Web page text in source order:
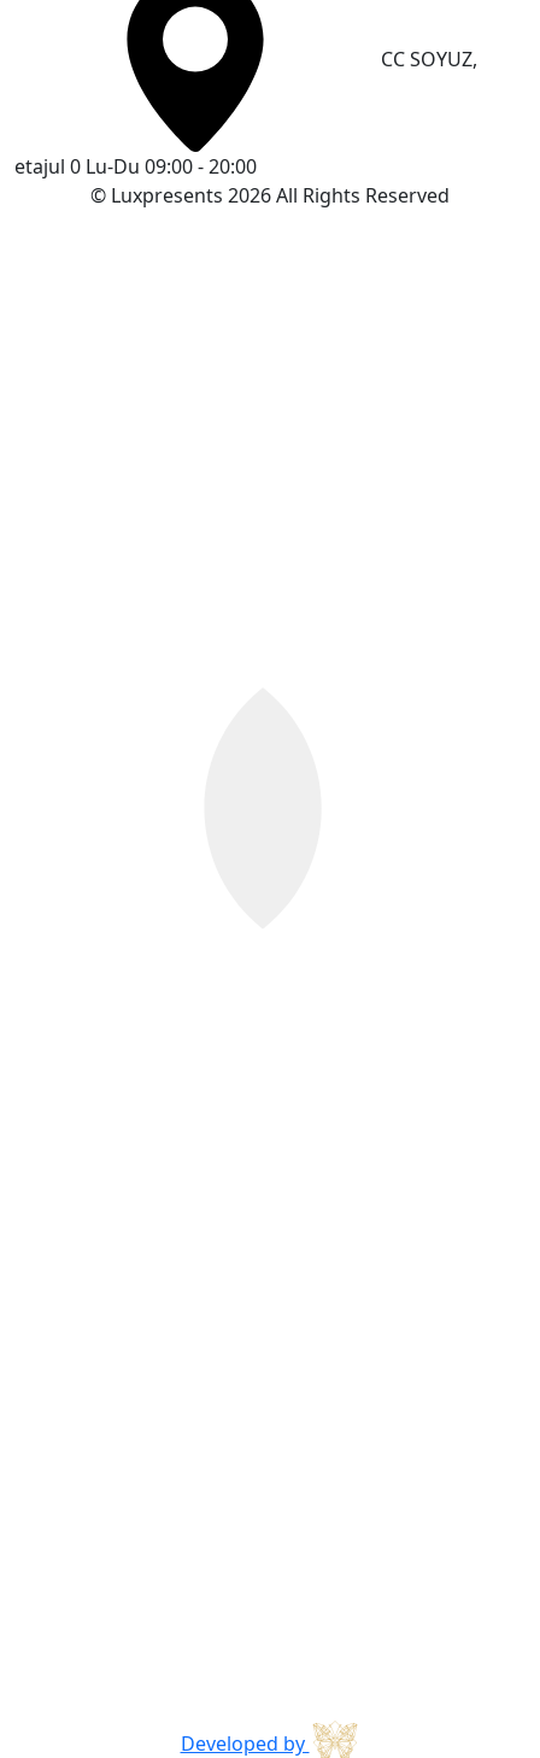
CC SOYUZ,
etajul 0 Lu-Du 09:00 - 20:00
© Luxpresents 2026 All Rights Reserved
Developed by